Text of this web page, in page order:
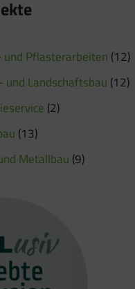
und Pflasterarbeiten (12)
und Landschaftsbau (12)
(2)
(13)
Metallbau (9)